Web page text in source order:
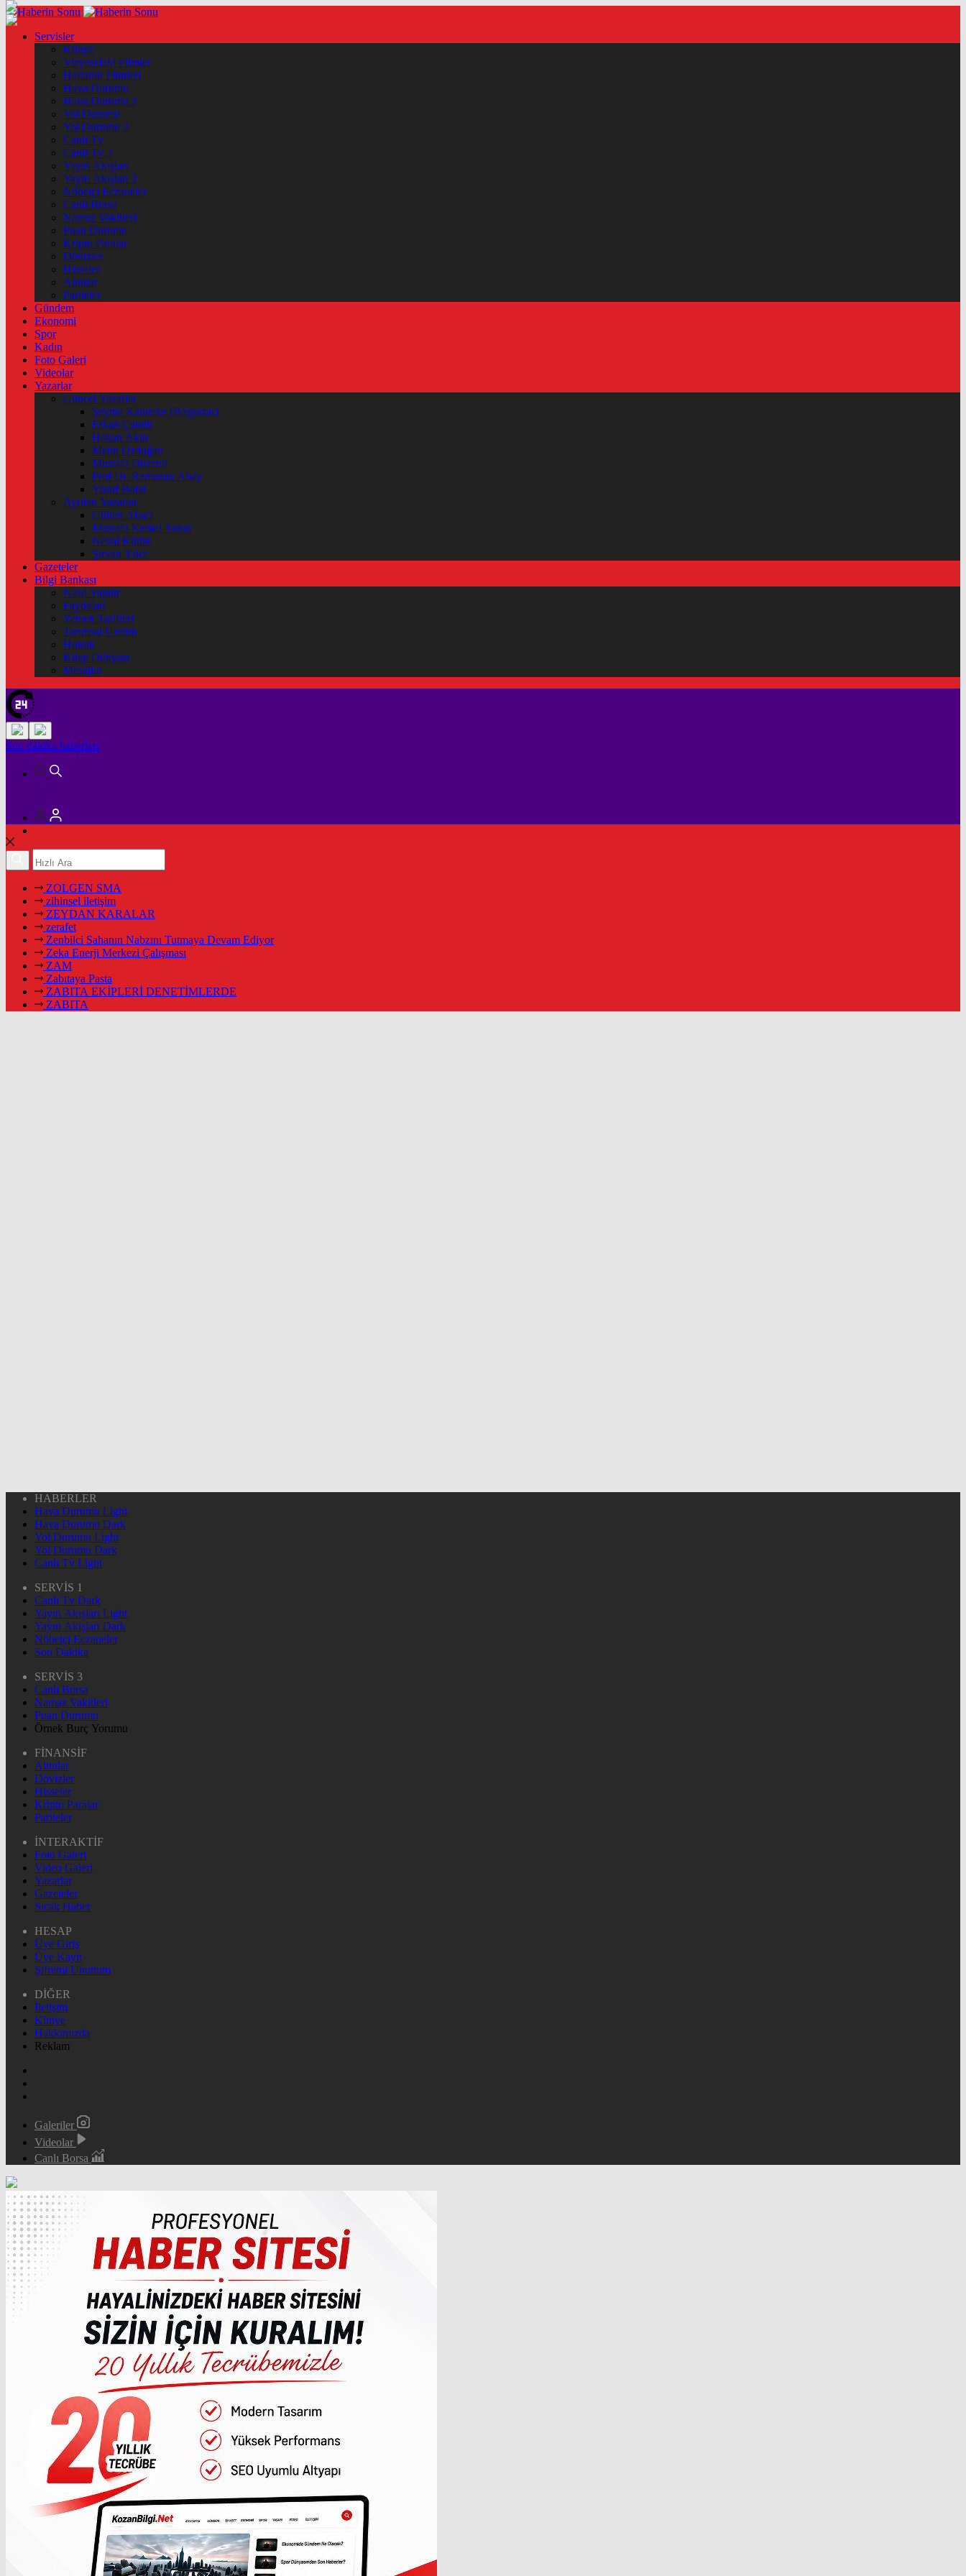
Servisler
Künye
Vizyondaki Filmler
Haftanin Filmleri
Hava Durumu
Hava Durumu 2
Yol Durumu
Yol Durumu 2
Canlı Tv
Canlı Tv 2
Yayın Akışları
Yayın Akışları 2
Nöbetçi Eczaneler
Canlı Borsa
Namaz Vakitleri
Puan Durumu
Kripto Paralar
Dövizler
Hisseler
Altınlar
Pariteler
Gündem
Ekonomi
Spor
Kadın
Foto Galeri
Videolar
Yazarlar
Güncel Yazarlar
Şeyma Karateke (Başyazar)
Erkan Çakıllı
Hakan Akın
Metin Özdoğan
Mustafa Düzenli
Prof Dr. Ramazan Abay
Yusuf Bolat
Ayrılan Yazarlar
Gülten Abacı
Mustafa Kemal Yonat
Neval Kütük
Şirvan Yüce
Gazeteler
Bilgi Bankası
Nasıl Yapılır
Faydaları
Yemek Tarifleri
Tarımsal Üretim
Hukuk
Kitap Dünyası
Mesajlar
Son dakika haberleri
ZOLGEN SMA
zihinsel iletişim
ZEYDAN KARALAR
zerafet
Zenbilci Sahanın Nabzını Tutmaya Devam Ediyor
Zeka Enerji Merkezi Çalışması
ZAM
Zabıtaya Pasta
ZABITA EKİPLERİ DENETİMLERDE
ZABITA
HABERLER
Hava Durumu Light
Hava Durumu Dark
Yol Durumu Light
Yol Durumu Dark
Canlı Tv Light
SERVİS 1
Canlı Tv Dark
Yayın Akışları Light
Yayın Akışları Dark
Nöbetçi Eczaneler
Son Dakika
SERVİS 3
Canlı Borsa
Namaz Vakitleri
Puan Durumu
Örnek Burç Yorumu
FİNANSİF
Altınlar
Dövizler
Hisseler
Kripto Paralar
Pariteler
İNTERAKTİF
Foto Galeri
Video Galeri
Yazarlar
Gazeteler
Sıcak Haber
HESAP
Üye Giriş
Üye Kayıt
Şifremi Unuttum
DİĞER
İletişim
Künye
Hakkımızda
Reklam
Galeriler
Videolar
Canlı Borsa